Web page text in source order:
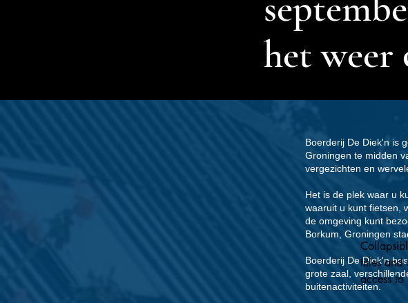
het weer
Boerderij De Diek'n is
Groningen te midden
vergezichten en
Het is de plek waar u
waaruit u kunt fietsen,
de omgeving kunt
Borkum, Groningen
Boerderij De Diek'n
grote zaal,
buitenactiviteiten.
titles and
access